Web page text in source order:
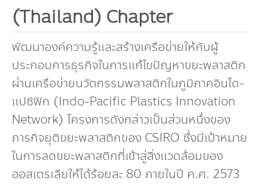
เจ้าหน้าที่
วิถีเรา
สโลแกน
รายงานประจำปี | รายงานงบการเงิน
สำนักงานสีเขียว
รางวัลและเกียรติประวัติ
กองทุน
ขยะพลาสติก
ฝุ่น PM2.5
ฉลากสิ่งแวดล้อม
บริการที่เป็นมิตรกับสิ่งแวดล้อม
ที่ปรึกษาคาร์บอนฟุตพริ้นท์
จัดซื้อจัดจ้างที่เป็นมิตรกับสิ่งแวดล้อม
ทรัพยากรทางบก
ทรัพยากรทางทะเลและชายฝั่ง
ความหลากหลายทางชีวภาพ
การเปลี่ยนแปลงสภาพภูมิอากาศ
การลดก๊าซเรือนกระจก
การปรับตัว
การพัฒนาบุคลากรด้านสิ่งแวดล้อม
งานฝึกอบรม
สิ่งแวดล้อมศึกษา
นโยบาย แผน เครือข่ายสิ่งแวดล้อม
นโยบายและแผนสิ่งแวดล้อม
TBCSD
เอกสารเผยแพร่
สิ่งพิมพ์จำหน่าย
ฝึกงาน
(Thailand) Chapter
พัฒนาองค์ความรู้และสร้างเครือข่ายให้กับผู้
ประกอบการธุรกิจในการแก้ไขปัญหาขยะพลาสติก
ผ่านเครือข่ายนวัตกรรมพลาสติกในภูมิภาคอินโด-
แปซิฟิก (Indo-Pacific Plastics Innovation
Network) โครงการดังกล่าวเป็นส่วนหนึ่งของ
ภารกิจยุติขยะพลาสติกของ CSIRO ซึ่งมีเป้าหมาย
ในการลดขยะพลาสติกที่เข้าสู่สิ่งแวดล้อมของ
ออสเตรเลียให้ได้ร้อยละ 80 ภายในปี ค.ศ. 2573